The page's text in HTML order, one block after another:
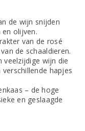
de wijn snijden
olijven.
van de rosé
de schaaldieren.
veelzijdige wijn die
hapjes
– de hoge
en geslaagde